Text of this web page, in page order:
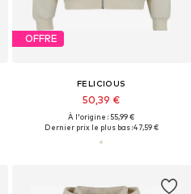
OFFRE
FELICIOUS
50,39 €
À l'origine : 55,99 €
Dernier prix le plus bas :47,59 €